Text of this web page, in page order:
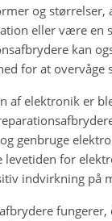
og
eller være en
kan
for at overvåge
af elektronik er
genbruge
for
indvirkning på